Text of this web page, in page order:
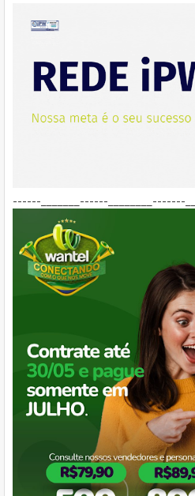
------_______------________-------___